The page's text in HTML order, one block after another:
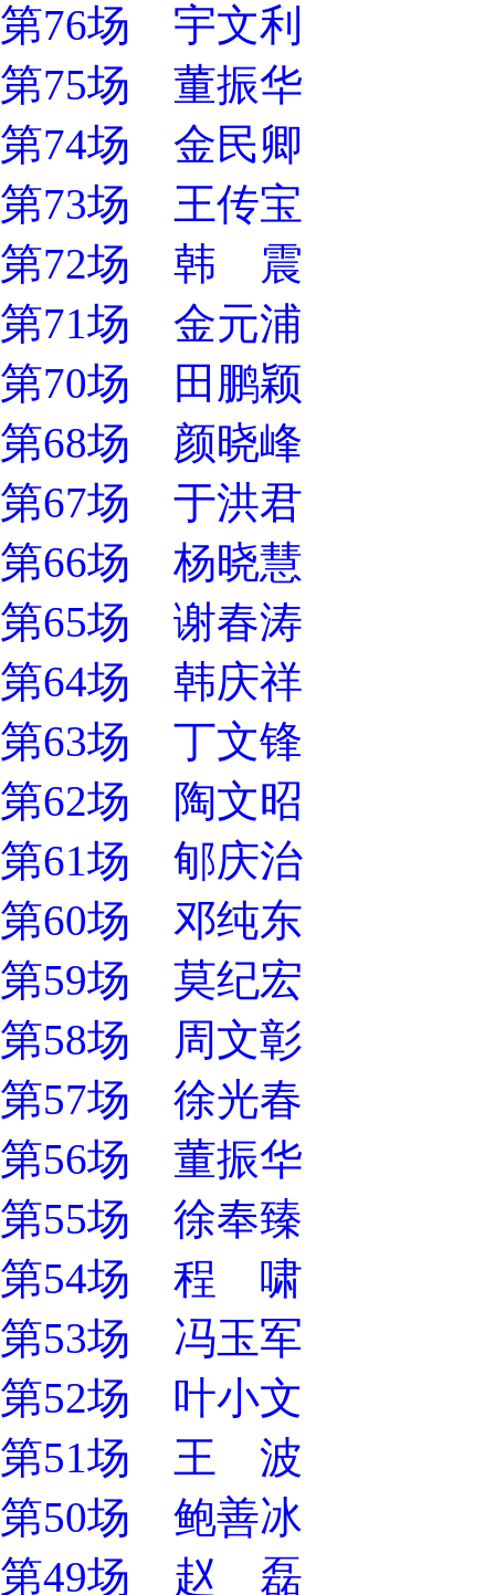
第76场 宇文利
第75场 董振华
第74场 金民卿
第73场 王传宝
第72场 韩 震
第71场 金元浦
第70场 田鹏颖
第68场 颜晓峰
第67场 于洪君
第66场 杨晓慧
第65场 谢春涛
第64场 韩庆祥
第63场 丁文锋
第62场 陶文昭
第61场 郇庆治
第60场 邓纯东
第59场 莫纪宏
第58场 周文彰
第57场 徐光春
第56场 董振华
第55场 徐奉臻
第54场 程 啸
第53场 冯玉军
第52场 叶小文
第51场 王 波
第50场 鲍善冰
第49场 赵 磊